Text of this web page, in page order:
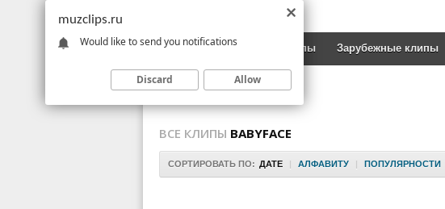
Новинки Русские клипы Зарубежные клипы
ВСЕ КЛИПЫ BABYFACE
СОРТИРОВАТЬ ПО: ДАТЕ | АЛФАВИТУ | ПОПУЛЯРНОСТИ
muzclips.ru
Would like to send you notifications
Discard Allow